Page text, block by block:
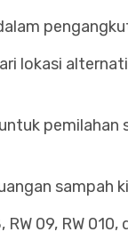
lokasi
sampah
09, RW 010,